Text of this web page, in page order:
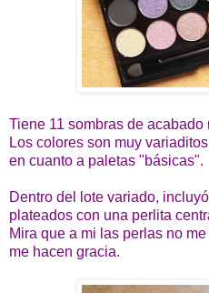
Tiene 11 sombras de
Los colores son muy
en cuanto a paletas "básicas".
Dentro del lote variado,
plateados con una perlita
Mira que a mi las perlas no
me hacen gracia.